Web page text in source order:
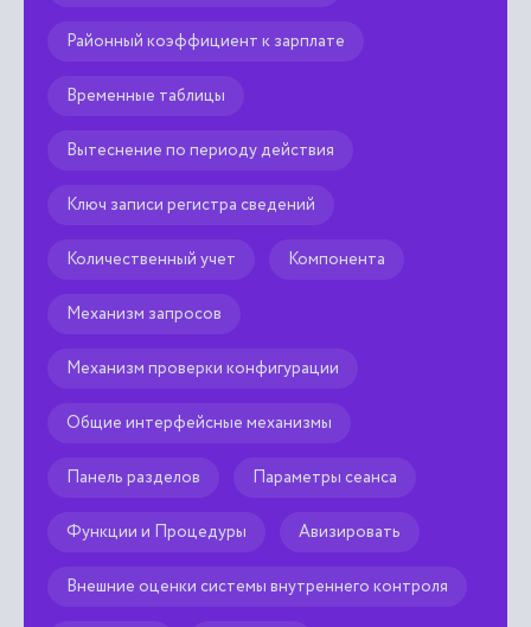
Районный коэффициент к зарплате
Временные таблицы
Вытеснение по периоду действия
Ключ записи регистра сведений
Количественный учет Компонента
Механизм запросов
Механизм проверки конфигурации
Общие интерфейсные механизмы
Панель разделов Параметры сеанса
Функции и Процедуры Авизировать
Внешние оценки системы внутреннего контроля